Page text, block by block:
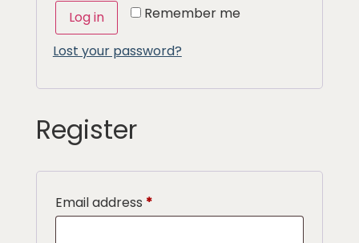
Remember me
Log in
Lost your password?
Register
Email address *